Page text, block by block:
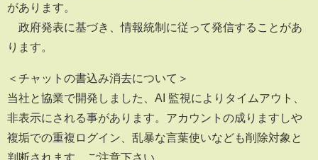
があります。
政府発表に基づき、情報統制に従って発信することがあ
ります。
＜チャットの書込み消去について＞
当社と協業で開発しました、AI 監視によりタイムアウト、
非表示にされる事があります。アカウントの成りますしや
複垢での重複ログイン、乱暴な言葉使いなども削除対象と
判断されます。ご注意下さい。